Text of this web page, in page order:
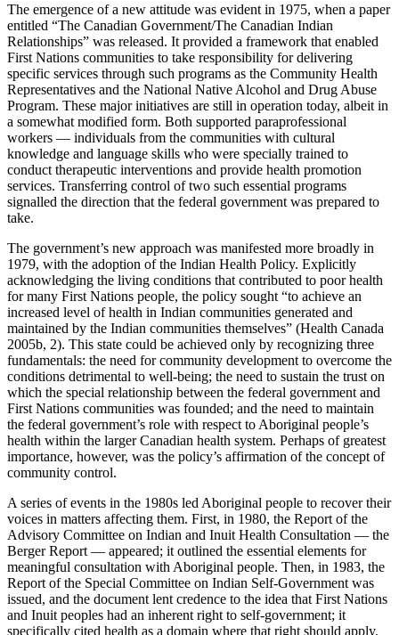
The emergence of a new attitude was evident in 1975, when a paper
entitled “The Canadian Government/The Canadian Indian
Relationships” was released. It provided a framework that enabled
First Nations communities to take responsibility for delivering
specific services through such programs as the Community Health
Representatives and the National Native Alcohol and Drug Abuse
Program. These major initiatives are still in operation today, albeit in
a somewhat modified form. Both supported paraprofessional
workers — individuals from the communities with cultural
knowledge and language skills who were specially trained to
conduct therapeutic interventions and provide health promotion
services. Transferring control of two such essential programs
signalled the direction that the federal government was prepared to
take.
The government’s new approach was manifested more broadly in
1979, with the adoption of the Indian Health Policy. Explicitly
acknowledging the living conditions that contributed to poor health
for many First Nations people, the policy sought “to achieve an
increased level of health in Indian communities generated and
maintained by the Indian communities themselves” (Health Canada
2005b, 2). This state could be achieved only by recognizing three
fundamentals: the need for community development to overcome the
conditions detrimental to well-being; the need to sustain the trust on
which the special relationship between the federal government and
First Nations communities was founded; and the need to maintain
the federal government’s role with respect to Aboriginal people’s
health within the larger Canadian health system. Perhaps of greatest
importance, however, was the policy’s affirmation of the concept of
community control.
A series of events in the 1980s led Aboriginal people to recover their
voices in matters affecting them. First, in 1980, the Report of the
Advisory Committee on Indian and Inuit Health Consultation — the
Berger Report — appeared; it outlined the essential elements for
meaningful consultation with Aboriginal people. Then, in 1983, the
Report of the Special Committee on Indian Self-Government was
issued, and the document lent credence to the idea that First Nations
and Inuit peoples had an inherent right to self-government; it
specifically cited health as a domain where that right should apply.